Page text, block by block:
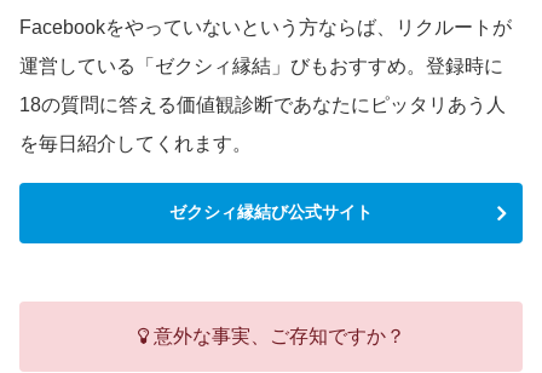
Facebookをやっていないという方ならば、リクルートが
運営している「ゼクシィ縁結」びもおすすめ。登録時に
18の質問に答える価値観診断であなたにピッタリあう人
を毎日紹介してくれます。
ゼクシィ縁結び公式サイト
意外な事実、ご存知ですか？